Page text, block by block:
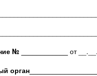
№ ____________ от
орган